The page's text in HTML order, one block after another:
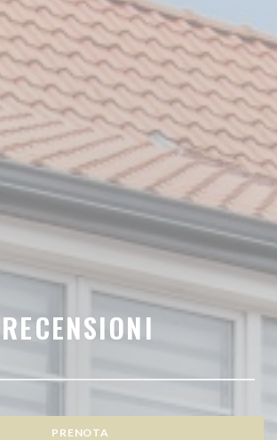
RECENSIONI
PRENOTA